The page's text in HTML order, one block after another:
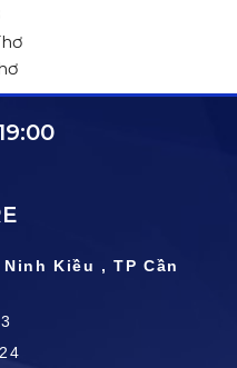
Kiều , TP Cần